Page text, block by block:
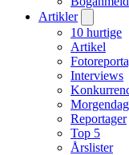
Artikler
10 hurtige
Artikel
Interviews
Reportager
Top 5
Årslister